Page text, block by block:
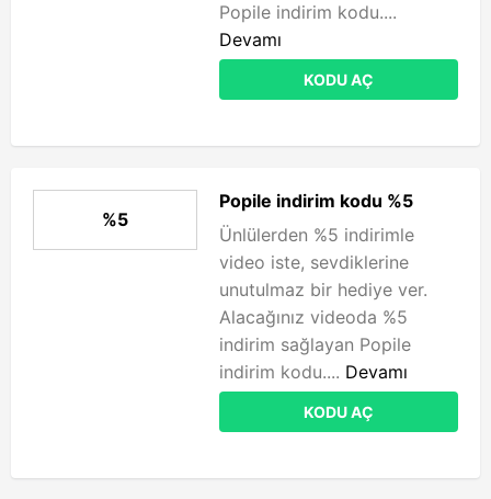
Popile indirim kodu....
Devamı
KODU AÇ
%5
Popile indirim kodu %5
Ünlülerden %5 indirimle
video iste, sevdiklerine
unutulmaz bir hediye ver.
Alacağınız videoda %5
indirim sağlayan Popile
indirim kodu.... Devamı
KODU AÇ